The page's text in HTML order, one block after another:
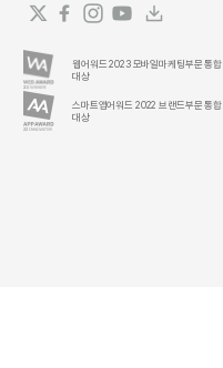
웹어워드 2023 모바일마케팅부문 통합
대상
스마트앱어워드 2022 브랜드부문 통합
대상